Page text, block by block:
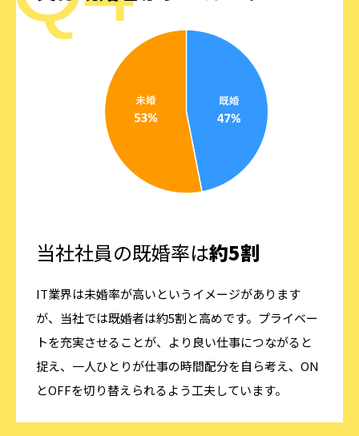
当社社員の既婚率は約5割
IT業界は未婚率が高いというイメージがあります
が、当社では既婚者は約5割と高めです。プライベー
トを充実させることが、より良い仕事につながると
捉え、一人ひとりが仕事の時間配分を自ら考え、ON
とOFFを切り替えられるよう工夫しています。